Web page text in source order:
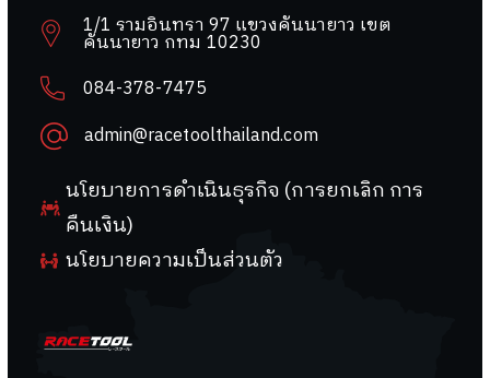
1/1 รามอินทรา 97 แขวงคันนายาว เขต
คันนายาว กทม 10230
084-378-7475
admin@racetoolthailand.com
นโยบายการดำเนินธุรกิจ (การยกเลิก การ
คืนเงิน)
นโยบายความเป็นส่วนตัว